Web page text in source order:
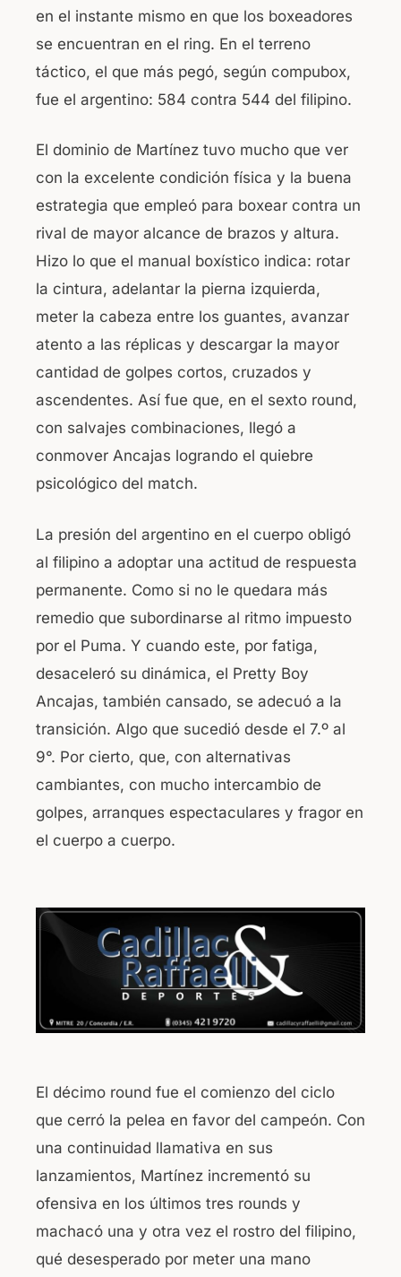
en el instante mismo en que los boxeadores
se encuentran en el ring. En el terreno
táctico, el que más pegó, según compubox,
fue el argentino: 584 contra 544 del filipino.
El dominio de Martínez tuvo mucho que ver
con la excelente condición física y la buena
estrategia que empleó para boxear contra un
rival de mayor alcance de brazos y altura.
Hizo lo que el manual boxístico indica: rotar
la cintura, adelantar la pierna izquierda,
meter la cabeza entre los guantes, avanzar
atento a las réplicas y descargar la mayor
cantidad de golpes cortos, cruzados y
ascendentes. Así fue que, en el sexto round,
con salvajes combinaciones, llegó a
conmover Ancajas logrando el quiebre
psicológico del match.
La presión del argentino en el cuerpo obligó
al filipino a adoptar una actitud de respuesta
permanente. Como si no le quedara más
remedio que subordinarse al ritmo impuesto
por el Puma. Y cuando este, por fatiga,
desaceleró su dinámica, el Pretty Boy
Ancajas, también cansado, se adecuó a la
transición. Algo que sucedió desde el 7.º al
9°. Por cierto, que, con alternativas
cambiantes, con mucho intercambio de
golpes, arranques espectaculares y fragor en
el cuerpo a cuerpo.
El décimo round fue el comienzo del ciclo
que cerró la pelea en favor del campeón. Con
una continuidad llamativa en sus
lanzamientos, Martínez incrementó su
ofensiva en los últimos tres rounds y
machacó una y otra vez el rostro del filipino,
qué desesperado por meter una mano